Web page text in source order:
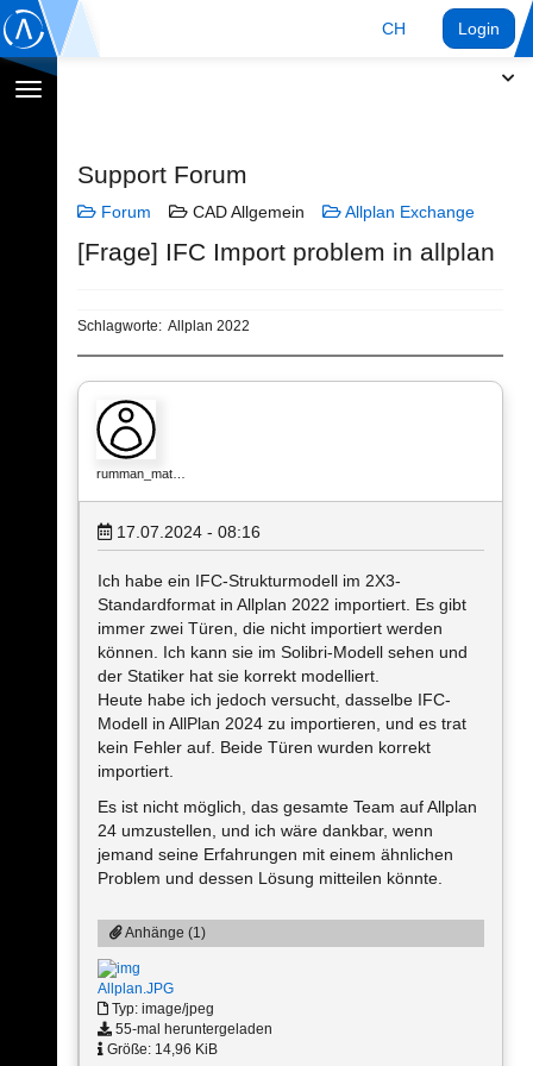
CH Login
Navigation
Support Forum
Forum CAD Allgemein Allplan Exchange
[Frage] IFC Import problem in allplan
Schlagworte: Allplan 2022
rumman_mat…
17.07.2024 - 08:16
Ich habe ein IFC-Strukturmodell im 2X3-
Standardformat in Allplan 2022 importiert. Es gibt
immer zwei Türen, die nicht importiert werden
können. Ich kann sie im Solibri-Modell sehen und
der Statiker hat sie korrekt modelliert.
Heute habe ich jedoch versucht, dasselbe IFC-
Modell in AllPlan 2024 zu importieren, und es trat
kein Fehler auf. Beide Türen wurden korrekt
importiert.
Es ist nicht möglich, das gesamte Team auf Allplan
24 umzustellen, und ich wäre dankbar, wenn
jemand seine Erfahrungen mit einem ähnlichen
Problem und dessen Lösung mitteilen könnte.
Anhänge (1)
Allplan.JPG
Typ: image/jpeg
55-mal heruntergeladen
Größe: 14,96 KiB